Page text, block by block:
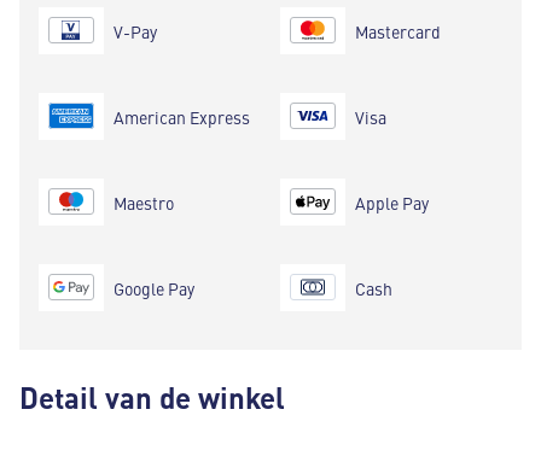
V-Pay
American Express
Maestro
Google Pay
Mastercard
Visa
Apple Pay
Cash
Detail van de winkel